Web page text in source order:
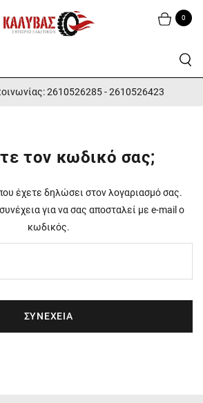
0
2610526285 - 2610526423
τον κωδικό σας;
έχετε δηλώσει στον λογαριασμό σας.
για να σας αποσταλεί με e-mail ο
κωδικός.